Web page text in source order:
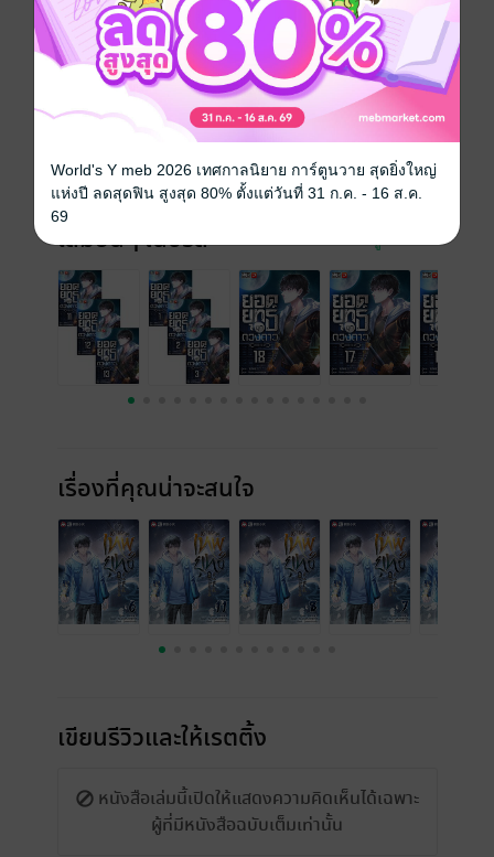
ซีรีส์ ยอดยุทธ์ยุคดวงดาว
ประเภทไฟล์ pdf, epub(สารบัญ)
วันที่วางขาย 04 ธันวาคม 2567
ราคาปก 299 บาท (ประหยัด 40%)
เล่มอื่นๆ ในซีรีส์
เรื่องที่คุณน่าจะสนใจ
เขียนรีวิวและให้เรตติ้ง
หนังสือเล่มนี้เปิดให้แสดงความคิดเห็นได้เฉพาะ
ผู้ที่มีหนังสือฉบับเต็มเท่านั้น
World's Y meb 2026 เทศกาลนิยาย การ์ตูนวาย สุดยิ่งใหญ่
แห่งปี ลดสุดฟิน สูงสุด 80% ตั้งแต่วันที่ 31 ก.ค. - 16 ส.ค.
69